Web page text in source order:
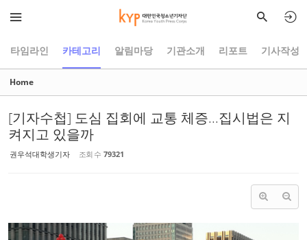
타임라인 카테고리 알림마당 기관소개 리포트 기사작성
Home
[기자수첩] 도심 집회에 교통 체증...집시법은 지
켜지고 있을까
권우석대학생기자 조회 수 79321
Sketchbook5, 스케치북5